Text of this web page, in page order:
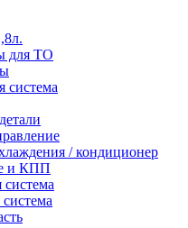
для ТО
система
/ кондиционер
и КПП